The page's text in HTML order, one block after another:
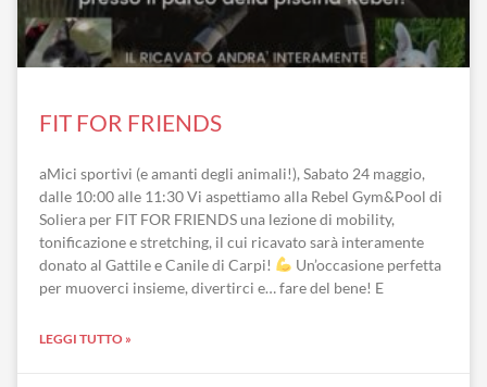
FIT FOR FRIENDS
aMici sportivi (e amanti degli animali!), Sabato 24 maggio,
dalle 10:00 alle 11:30 Vi aspettiamo alla Rebel Gym&Pool di
Soliera per FIT FOR FRIENDS una lezione di mobility,
tonificazione e stretching, il cui ricavato sarà interamente
donato al Gattile e Canile di Carpi!
Un’occasione perfetta
per muoverci insieme, divertirci e… fare del bene! E
LEGGI TUTTO »